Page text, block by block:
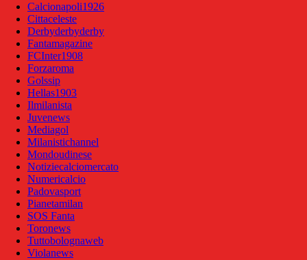
Calcionapoli1926
Cittaceleste
Derbyderbyderby
Fantamagazine
FCInter1908
Forzaroma
Golssip
Hellas1903
Ilmilanista
Juvenews
Mediagol
Milanistichannel
Mondoudinese
Notiziecalciomercato
Numericalcio
Padovasport
Pianetamilan
SOS Fanta
Toronews
Tuttobolognaweb
Violanews